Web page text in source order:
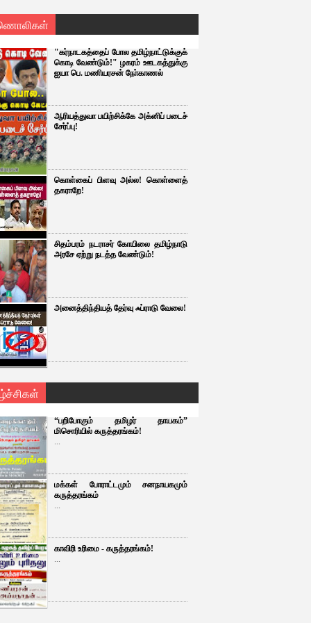
"கர்நாடகத்தைப் போல தமிழ்நாட்டுக்குக்
கொடி வேண்டும்!" ழகரம் ஊடகத்துக்கு
ஐயா பெ. மணியரசன் நோ்காணல்
ஆரியத்துவா பயிற்சிக்கே அக்னிப் படைச்
சேர்ப்பு!
கொள்கைப் பிளவு அல்ல! கொள்ளைத்
தகராறே!
சிதம்பரம் நடராசர் கோயிலை தமிழ்நாடு
அரசே ஏற்று நடத்த வேண்டும்!
அனைத்திந்தியத் தேர்வு ஃப்ராடு வேலை!
“பறிபோகும் தமிழர் தாயகம்”
மிசொரியில் கருத்தரங்கம்!
...
மக்கள் போராட்டமும் சனநாயகமும்
கருத்தரங்கம்
...
காவிரி உரிமை - கருத்தரங்கம்!
...